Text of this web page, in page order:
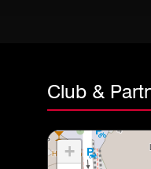
Club &
+